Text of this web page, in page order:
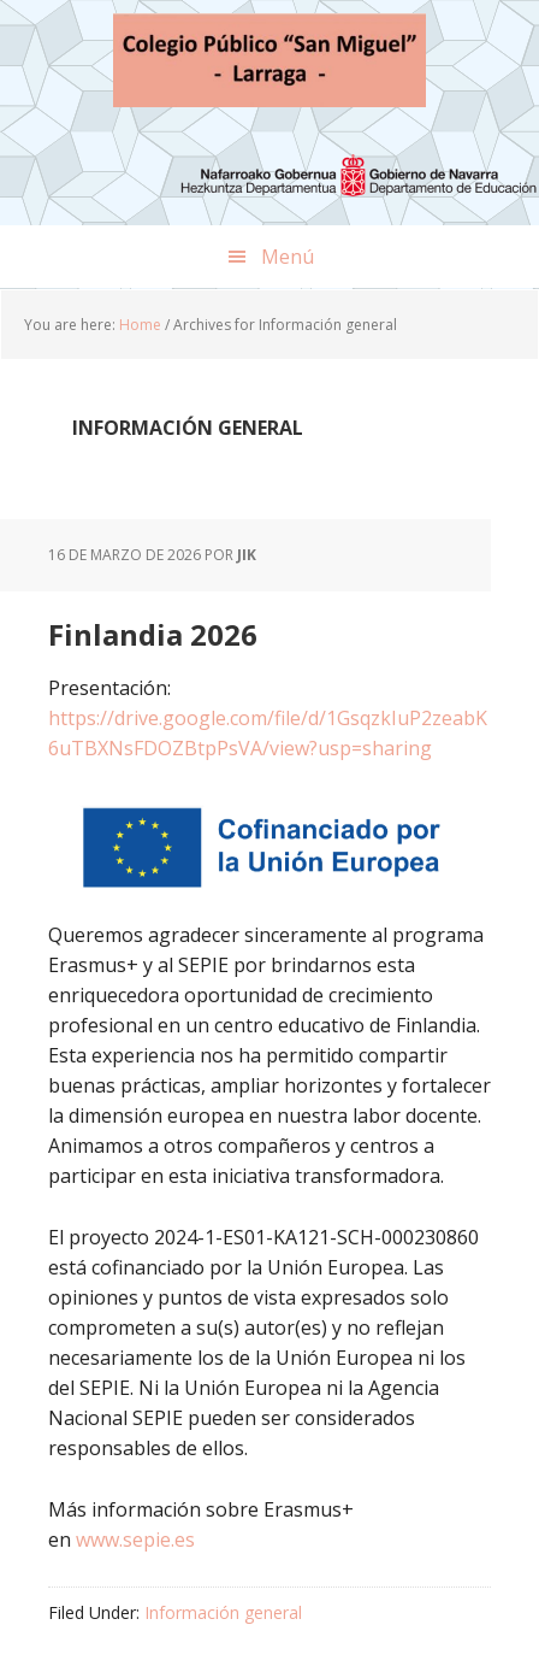
Skip
primary
navigation
Skip
main
content
Skip
footer
Menú
You are here: Home /Archives for Información general
INFORMACIÓN GENERAL
16 DE MARZO DE 2026 POR JIK
Finlandia 2026
Presentación:
https://drive.google.com/file/d/1GsqzkIuP2zeabK
6uTBXNsFDOZBtpPsVA/view?usp=sharing
Queremos agradecer sinceramente al programa
Erasmus+ y al SEPIE por brindarnos esta
enriquecedora oportunidad de crecimiento
profesional en un centro educativo de Finlandia.
Esta experiencia nos ha permitido compartir
buenas prácticas, ampliar horizontes y fortalecer
la dimensión europea en nuestra labor docente.
Animamos a otros compañeros y centros a
participar en esta iniciativa transformadora.
El proyecto 2024-1-ES01-KA121-SCH-000230860
está cofinanciado por la Unión Europea. Las
opiniones y puntos de vista expresados solo
comprometen a su(s) autor(es) y no reflejan
necesariamente los de la Unión Europea ni los
del SEPIE. Ni la Unión Europea ni la Agencia
Nacional SEPIE pueden ser considerados
responsables de ellos.
Más información sobre Erasmus+
en www.sepie.es
Filed Under: Información general